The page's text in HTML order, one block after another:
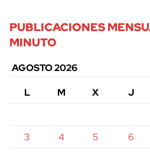
PUBLICACIONES
MINUTO
AGOSTO 2026
L
M X J
3
4 5 6